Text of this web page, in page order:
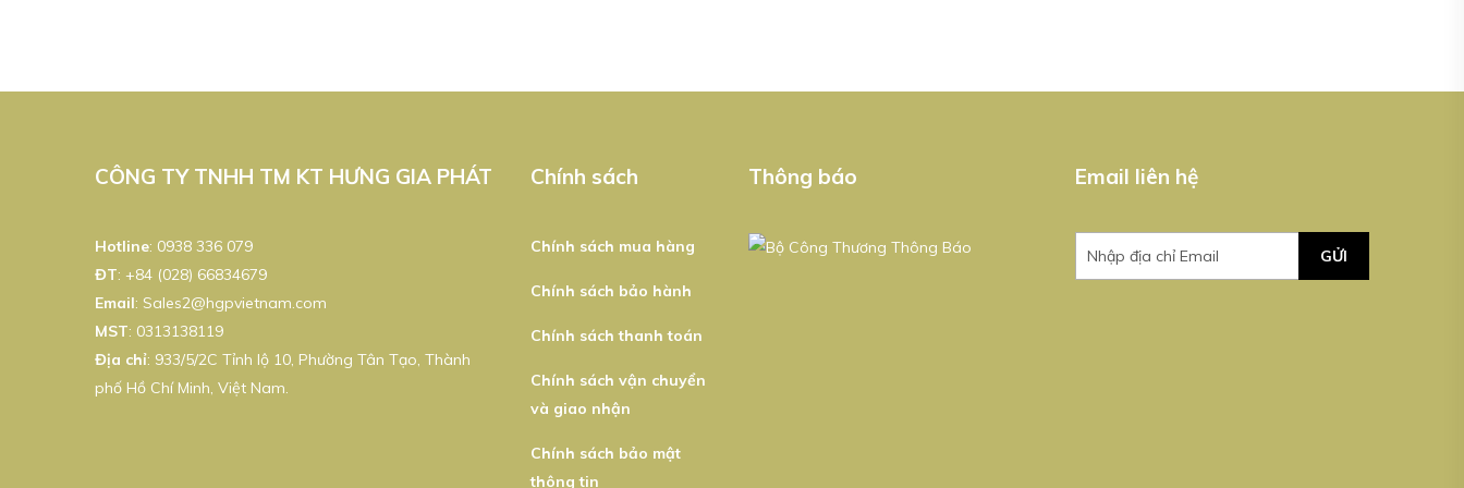
CÔNG TY TNHH TM KT HƯNG GIA PHÁT
Hotline: 0938 336 079
ĐT: +84 (028) 66834679
Email: Sales2@hgpvietnam.com
MST: 0313138119
Địa chỉ: 933/5/2C Tỉnh lộ 10, Phường Tân Tạo, Thành
phố Hồ Chí Minh, Việt Nam.
Chính sách
Chính sách mua hàng
Chính sách bảo hành
Chính sách thanh toán
Chính sách vận chuyển
và giao nhận
Chính sách bảo mật
thông tin
Thông báo Email liên hệ
GỬI